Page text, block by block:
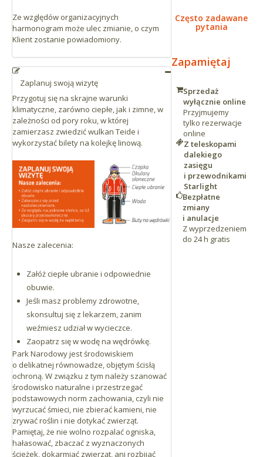
Ze względów organizacyjnych
harmonogram może ulec zmianie, o czym
Klient zostanie powiadomiony.
Zaplanuj swoją wizytę
Przygotuj się na skrajne warunki
klimatyczne, zarówno ciepłe, jak i zimne, w
zależności od pory roku, w której
zamierzasz zwiedzić wulkan Teide i
wykorzystać bilety na kolejkę linową.
Nasze zalecenia:
Załóż ciepłe ubranie i odpowiednie
obuwie.
Jeśli masz problemy zdrowotne,
skonsultuj się z lekarzem, zanim
weźmiesz udział w wycieczce.
Zaopatrz się w wodę na wędrówkę.
Park Narodowy jest środowiskiem
o delikatnej równowadze, objętym ścisłą
ochroną. W związku z tym należy szanować
środowisko naturalne i przestrzegać
podstawowych norm zachowania, czyli nie
wyrzucać śmieci, nie zbierać kamieni, nie
zrywać roślin i nie dotykać zwierząt.
Pamiętaj, że nie wolno rozpalać ogniska,
hałasować, zbaczać z wyznaczonych
ścieżek, dokarmiać zwierząt, ani rozbijać
Często zadawane
pytania
Zapamiętaj
Sprzedaż
wyłącznie online
Przyjmujemy
tylko rezerwacje
online
Z teleskopami
dalekiego
zasięgu
i przewodnikami
Starlight
Bezpłatne
zmiany
i anulacje
Z wyprzedzeniem
do 24 h gratis